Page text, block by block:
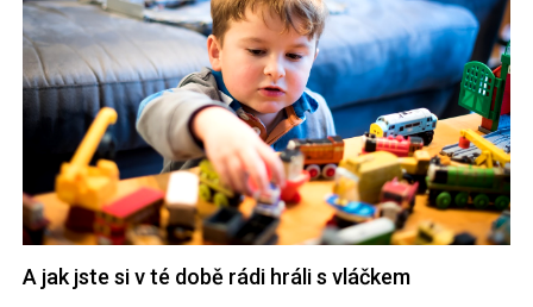
A jak jste si v té době rádi hráli s vláčkem